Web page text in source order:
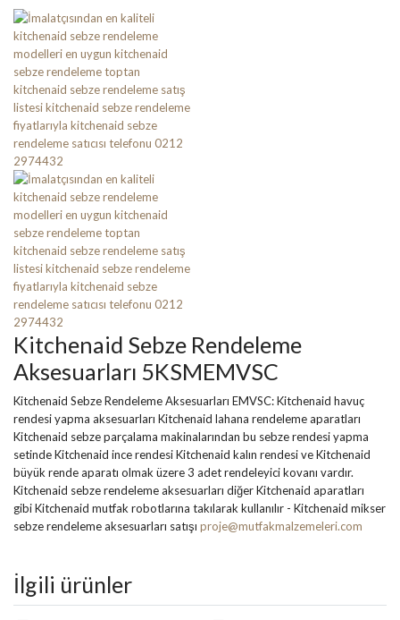
Kitchenaid Sebze Rendeleme
Aksesuarları 5KSMEMVSC
Kitchenaid Sebze Rendeleme Aksesuarları EMVSC: Kitchenaid havuç
rendesi yapma aksesuarları Kitchenaid lahana rendeleme aparatları
Kitchenaid sebze parçalama makinalarından bu sebze rendesi yapma
setinde Kitchenaid ince rendesi Kitchenaid kalın rendesi ve Kitchenaid
büyük rende aparatı olmak üzere 3 adet rendeleyici kovanı vardır.
Kitchenaid sebze rendeleme aksesuarları diğer Kitchenaid aparatları
gibi Kitchenaid mutfak robotlarına takılarak kullanılır - Kitchenaid mikser
sebze rendeleme aksesuarları satışı proje@mutfakmalzemeleri.com
İlgili ürünler